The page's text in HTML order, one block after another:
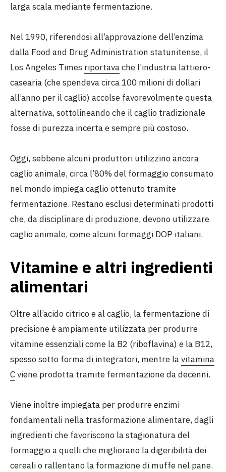
larga scala mediante fermentazione.
Nel 1990, riferendosi all’approvazione dell’enzima
dalla Food and Drug Administration statunitense, il
Los Angeles Times riportavache l’industria lattiero-
casearia (che spendeva circa 100 milioni di dollari
all’anno per il caglio) accolse favorevolmente questa
alternativa, sottolineando che il caglio tradizionale
fosse di purezza incerta e sempre più costoso.
Oggi, sebbene alcuni produttori utilizzino ancora
caglio animale, circa l’80% del formaggio consumato
nel mondo impiega caglio ottenuto tramite
fermentazione. Restano esclusi determinati prodotti
che, da disciplinare di produzione, devono utilizzare
caglio animale, come alcuni formaggi DOP italiani.
Vitamine e altri ingredienti
alimentari
Oltre all’acido citrico e al caglio, la fermentazione di
precisione è ampiamente utilizzata per produrre
vitamine essenziali come la B2 (riboflavina) e la B12,
spesso sotto forma di integratori, mentre lavitamina
Cviene prodotta tramite fermentazione da decenni.
Viene inoltre impiegata per produrre enzimi
fondamentali nella trasformazione alimentare, dagli
ingredienti che favoriscono la stagionatura del
formaggio a quelli che migliorano la digeribilità dei
cereali o rallentano la formazione di muffe nel pane.